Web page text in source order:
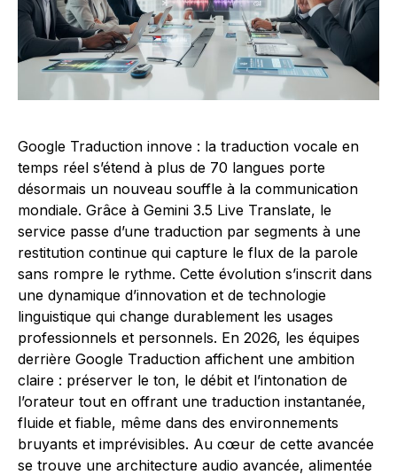
Google Traduction innove : la traduction vocale en
temps réel s’étend à plus de 70 langues porte
désormais un nouveau souffle à la communication
mondiale. Grâce à Gemini 3.5 Live Translate, le
service passe d’une traduction par segments à une
restitution continue qui capture le flux de la parole
sans rompre le rythme. Cette évolution s’inscrit dans
une dynamique d’innovation et de technologie
linguistique qui change durablement les usages
professionnels et personnels. En 2026, les équipes
derrière Google Traduction affichent une ambition
claire : préserver le ton, le débit et l’intonation de
l’orateur tout en offrant une traduction instantanée,
fluide et fiable, même dans des environnements
bruyants et imprévisibles. Au cœur de cette avancée
se trouve une architecture audio avancée, alimentée